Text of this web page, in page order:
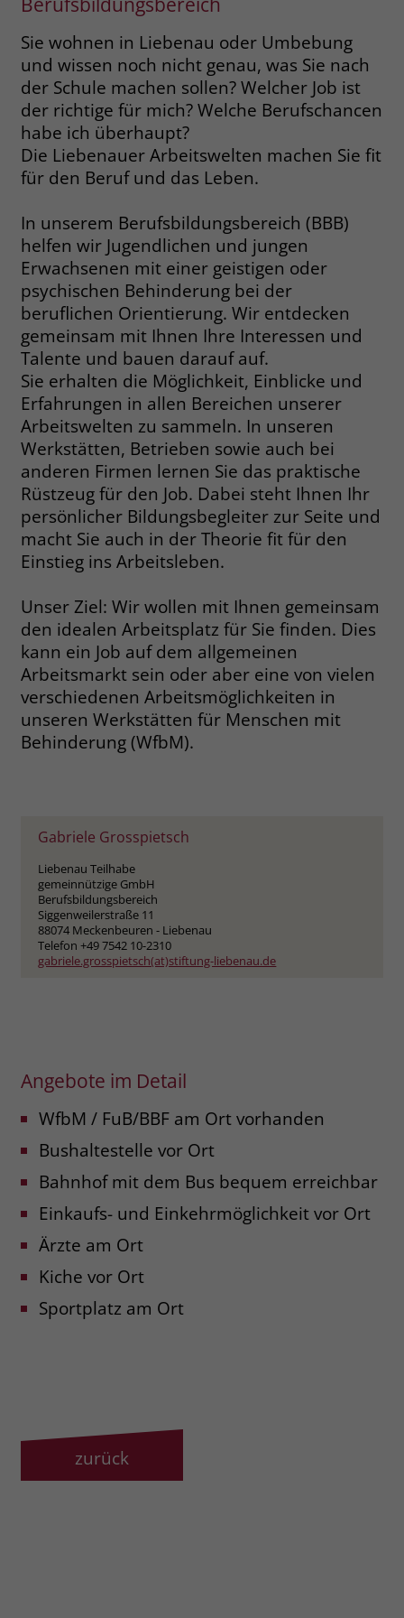
Sie wohnen in Liebenau oder Umbebung
und wissen noch nicht genau, was Sie nach
der Schule machen sollen? Welcher Job ist
der richtige für mich? Welche Berufschancen
habe ich überhaupt?
Die Liebenauer Arbeitswelten machen Sie fit
für den Beruf und das Leben.
In unserem Berufsbildungsbereich (BBB)
helfen wir Jugendlichen und jungen
Erwachsenen mit einer geistigen oder
psychischen Behinderung bei der
beruflichen Orientierung. Wir entdecken
gemeinsam mit Ihnen Ihre Interessen und
Talente und bauen darauf auf.
Sie erhalten die Möglichkeit, Einblicke und
Erfahrungen in allen Bereichen unserer
Arbeitswelten zu sammeln. In unseren
Werkstätten, Betrieben sowie auch bei
anderen Firmen lernen Sie das praktische
Rüstzeug für den Job. Dabei steht Ihnen Ihr
persönlicher Bildungsbegleiter zur Seite und
macht Sie auch in der Theorie fit für den
Einstieg ins Arbeitsleben.
Unser Ziel: Wir wollen mit Ihnen gemeinsam
den idealen Arbeitsplatz für Sie finden. Dies
kann ein Job auf dem allgemeinen
Arbeitsmarkt sein oder aber eine von vielen
verschiedenen Arbeitsmöglichkeiten in
unseren Werkstätten für Menschen mit
Behinderung (WfbM).
Gabriele Grosspietsch
Liebenau Teilhabe
gemeinnützige GmbH
Berufsbildungsbereich
Siggenweilerstraße 11
88074 Meckenbeuren - Liebenau
Telefon +49 7542 10-2310
gabriele.grosspietsch(at)stiftung-liebenau.de
Angebote im Detail
WfbM / FuB/BBF am Ort vorhanden
Bushaltestelle vor Ort
Bahnhof mit dem Bus bequem erreichbar
Einkaufs- und Einkehrmöglichkeit vor Ort
Ärzte am Ort
Kiche vor Ort
Sportplatz am Ort
zurück
Anbieter .fonts.net
Laufzeit 30 Minuten
Zweck
This cookie, set by Cloudflare, is used to
support Cloudflare Bot Management.
Name JSessionID
Anbieter jobs.stiftung-liebenau.de
Laufzeit Session
Zweck
Behält die Zustände des Benutzers bei
allen Seitenanfragen bei.
Name _gcl_au
Anbieter Google Ads
Laufzeit 90 Tage
Zweck Enthält eine zufallsgenerierte User-ID.
Name _gcl_aw
Anbieter Google Ads
Laufzeit 90 Tage
Zweck
Dieses Cookie wird gesetzt, wenn ein
User über einen Klick auf eine Google
Werbeanzeige auf die Website gelangt.
Es enthält Informationen darüber,
welche Werbeanzeige geklickt wurde,
sodass erzielte Erfolge wie z.B.
Bestellungen oder Kontaktanfragen der
Anzeige zugewiesen werden können.
Name _gcl_dc
Anbieter Google Ads
Laufzeit 90 Tage
Zweck
Dieses Cookie wird gesetzt, wenn ein
User über einen Klick auf eine Google
Werbeanzeige auf die Website gelangt.
Es enthält Informationen darüber,
welche Werbeanzeige geklickt wurde,
sodass erzielte Erfolge wie z.B.
Name _fbp
Anbieter Facebook
Laufzeit 3 Monate
Zweck
Der Zweck von _fbp ist vollständig auf
Cookie verfolgt die Besuche eines
und meldet dieses Verhalten an
gesammelten Daten nutzen, um den
Nutzer besser zu verstehen und
bessere, relevantere Werbung zu
zeigen. Das _fbp-Cookie sammelt keine
persönlich identifizierbaren
nur platziert, um Daten an das